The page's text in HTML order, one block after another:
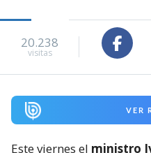
20.238
visitas
VER
Este viernes el ministro